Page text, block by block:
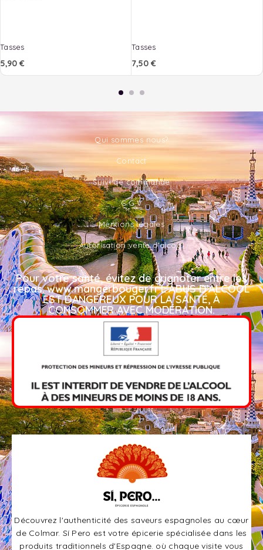
Tasses
5,90 €
Tasses
7,50 €
Qui sommes nous?
Contact
Suivi de commande
C.G.V
Mentions légales
Autorisation vente d'alcool
Découvrez l'authenticité des saveurs espagnoles au cœur
de Colmar. Sí Pero est votre épicerie spécialisée dans les
produits traditionnels d'Espagne. où chaque visite vous
Pour votre santé, évitez de grignoter entre les
repas. www.mangerbouger.fr L'ABUS D'ALCOOL
EST DANGEREUX POUR LA SANTÉ, À
CONSOMMER AVEC MODÉRATION.​